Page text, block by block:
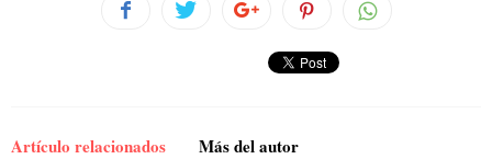
Artículo relacionados Más del autor